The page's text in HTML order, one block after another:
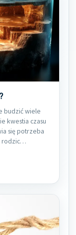
budzić wiele
kwestia czasu
się potrzeba
rodzic